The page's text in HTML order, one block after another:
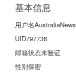
基本信息
用户名AustraliaNews
UID797736
邮箱状态未验证
性别保密